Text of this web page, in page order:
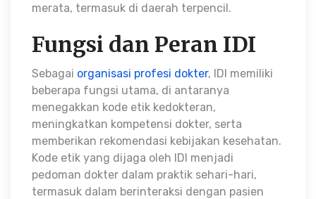
merata, termasuk di daerah terpencil.
Fungsi dan Peran IDI
Sebagai organisasi profesi dokter, IDI memiliki
beberapa fungsi utama, di antaranya
menegakkan kode etik kedokteran,
meningkatkan kompetensi dokter, serta
memberikan rekomendasi kebijakan kesehatan.
Kode etik yang dijaga oleh IDI menjadi
pedoman dokter dalam praktik sehari-hari,
termasuk dalam berinteraksi dengan pasien